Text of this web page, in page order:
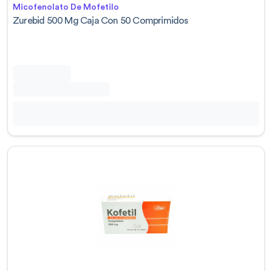
Micofenolato De Mofetilo
Zurebid 500 Mg Caja Con 50 Comprimidos